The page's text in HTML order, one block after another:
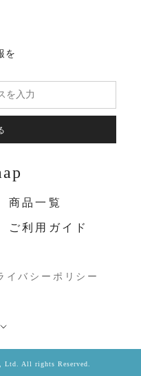
を
商品一覧
ご利用ガイド
イバシーポリシー
All rights Reserved.